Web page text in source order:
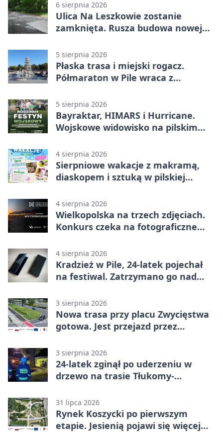
6 sierpnia 2026
Ulica Na Leszkowie zostanie
zamknięta. Rusza budowa nowej
5 sierpnia 2026
Płaska trasa i miejski rogacz.
Półmaraton w Pile wraca z
5 sierpnia 2026
Bayraktar, HIMARS i Hurricane.
Wojskowe widowisko na pilskim
4 sierpnia 2026
Sierpniowe wakacje z makramą,
diaskopem i sztuką w pilskiej
4 sierpnia 2026
Wielkopolska na trzech zdjęciach.
Konkurs czeka na fotograficzne
4 sierpnia 2026
Kradzież w Pile, 24-latek pojechał
na festiwal. Zatrzymano go nad
3 sierpnia 2026
Nowa trasa przy placu Zwycięstwa
gotowa. Jest przejazd przez
3 sierpnia 2026
24-latek zginął po uderzeniu w
drzewo na trasie Tłukomy-
31 lipca 2026
Rynek Koszycki po pierwszym
etapie. Jesienią pojawi się więcej